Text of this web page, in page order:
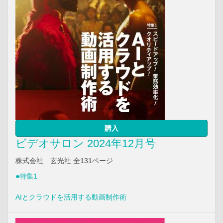
購入
ビデオサロン 2024年12月号
株式会社 玄光社 全131ページ
●特集1
AIとクラウドを活用する動画制作術